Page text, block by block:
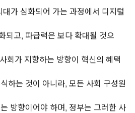
가 심화되어 가는 과정에서 디지털
되고, 파급력은 보다 확대될 것으
회가 지향하는 방향이 혁신의 혜택
하는 것이 아니라, 모든 사회 구성원
방향이어야 하며, 정부는 그러한 사